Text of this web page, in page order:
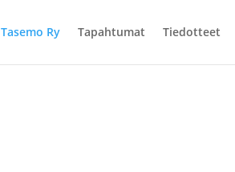
Tasemo Ry Tapahtumat Tiedotteet